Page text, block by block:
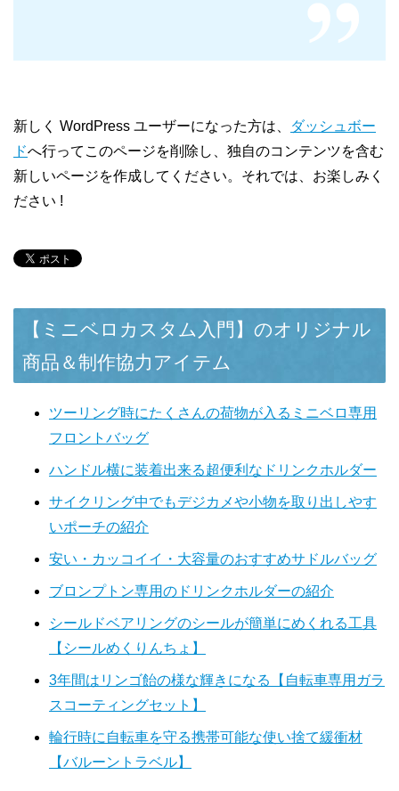
新しく WordPress ユーザーになった方は、
ダッシュボー
ドへ行ってこのページを削除し、独自のコンテンツを含む
新しいページを作成してください。それでは、お楽しみく
ださい !
【ミニベロカスタム入門】のオリジナル
商品＆制作協力アイテム
ツーリング時にたくさんの荷物が入るミニベロ専用
フロントバッグ
ハンドル横に装着出来る超便利なドリンクホルダー
サイクリング中でもデジカメや小物を取り出しやす
いポーチの紹介
安い・カッコイイ・大容量のおすすめサドルバッグ
ブロンプトン専用のドリンクホルダーの紹介
シールドベアリングのシールが簡単にめくれる工具
【シールめくりんちょ】
3年間はリンゴ飴の様な輝きになる【自転車専用ガラ
スコーティングセット】
輪行時に自転車を守る携帯可能な使い捨て緩衝材
【バルーントラベル】